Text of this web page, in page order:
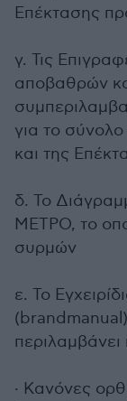
Επέκτασης
γ. Τις
αποβαθρών
για το
και της
δ. Το
ΜΕΤΡΟ, το
συρμών
ε. Το
περιλαμβάνει
· Κανόνες